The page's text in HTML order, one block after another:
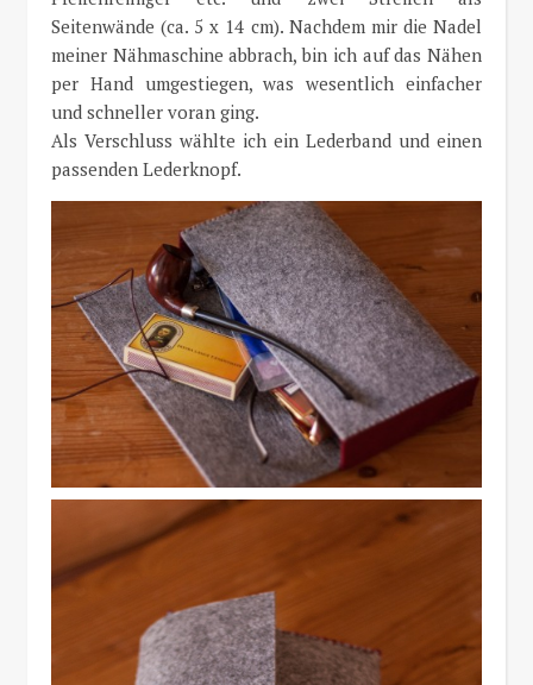
Seitenwände (ca. 5 x 14 cm). Nachdem mir die Nadel
meiner Nähmaschine abbrach, bin ich auf das Nähen
per Hand umgestiegen, was wesentlich einfacher
und schneller voran ging.
Als Verschluss wählte ich ein Lederband und einen
passenden Lederknopf.